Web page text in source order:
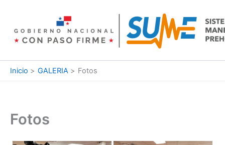
contenido
Inicio GALERIA Fotos
Fotos